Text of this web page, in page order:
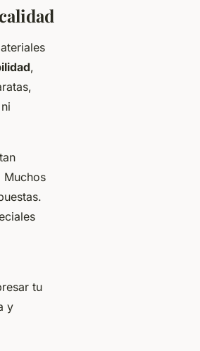
,
Muchos
tu
y